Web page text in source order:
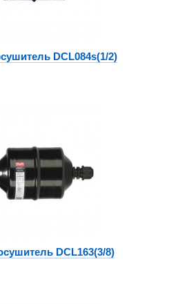
DCL084s(1/2)
DCL163(3/8)